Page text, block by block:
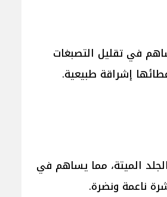
في تقليل التصبغات
إشراقة طبيعية.
الميتة، مما يساهم في
ناعمة ونضرة.